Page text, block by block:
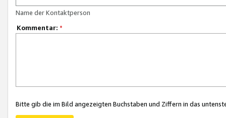
Name der Kontaktperson
Kommentar: *
Bitte gib die im Bild angezeigten Buchstaben und Ziffern in das